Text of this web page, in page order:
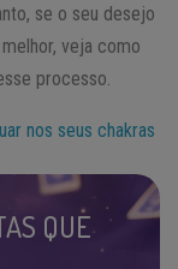
se o seu desejo
veja como
processo.
nos seus chakras
QUE